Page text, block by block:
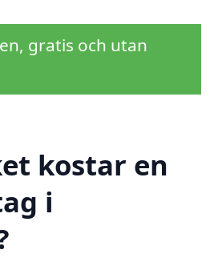
gratis och utan
kostar en
i